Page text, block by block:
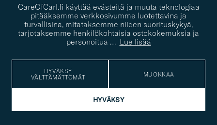
CareOfCarl.fi käyttää evästeitä ja muuta teknologiaa
pitääksemme verkkosivumme luotettavina ja
turvallisina, mitataksemme niiden suorituskykyä,
tarjotaksemme henkilökohtaisia ostokokemuksia ja
personoitua … Lue lisää
HYVÄKSY
VÄLTTÄMÄTTÖMÄT
MUOKKAA
HYVÄKSY
contact@careofcarl.com
Kaipaatko apua oman tyylisi löytämiseen? Me autamme sinua
mielellämme!
PUKEUTUMISNEUVONTA
© Care of Carl 2026